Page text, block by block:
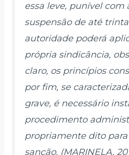
essa leve, punível com
suspensão de até
autoridade poderá
própria sindicância,
claro, os princípios
por fim, se
grave, é necessário
procedimento
propriamente dito
sanção. (MARINELA,